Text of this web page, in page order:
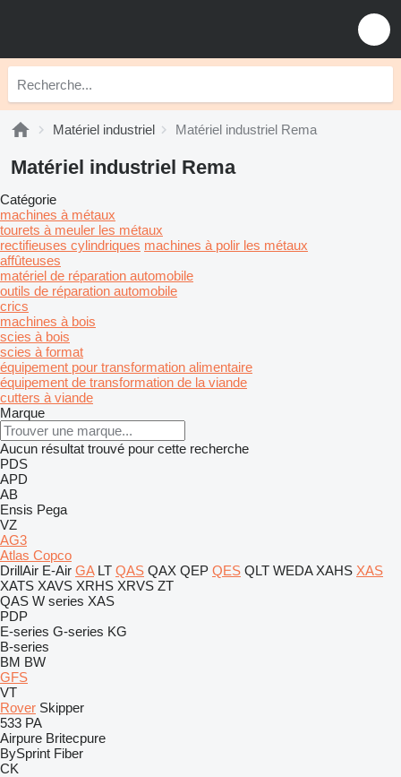
Matériel industriel Matériel industriel Rema
Matériel industriel Rema
Catégorie
machines à métaux
tourets à meuler les métaux
rectifieuses cylindriques machines à polir les métaux
affûteuses
matériel de réparation automobile
outils de réparation automobile
crics
machines à bois
scies à bois
scies à format
équipement pour transformation alimentaire
équipement de transformation de la viande
cutters à viande
Marque
Aucun résultat trouvé pour cette recherche
PDS
APD
AB
Ensis Pega
VZ
AG3
Atlas Copco
DrillAir E-Air GA LT QAS QAX QEP QES QLT WEDA XAHS XAS
XATS XAVS XRHS XRVS ZT
QAS W series XAS
PDP
E-series G-series KG
B-series
BM BW
GFS
VT
Rover Skipper
533 PA
Airpure Britecpure
BySprint Fiber
CK